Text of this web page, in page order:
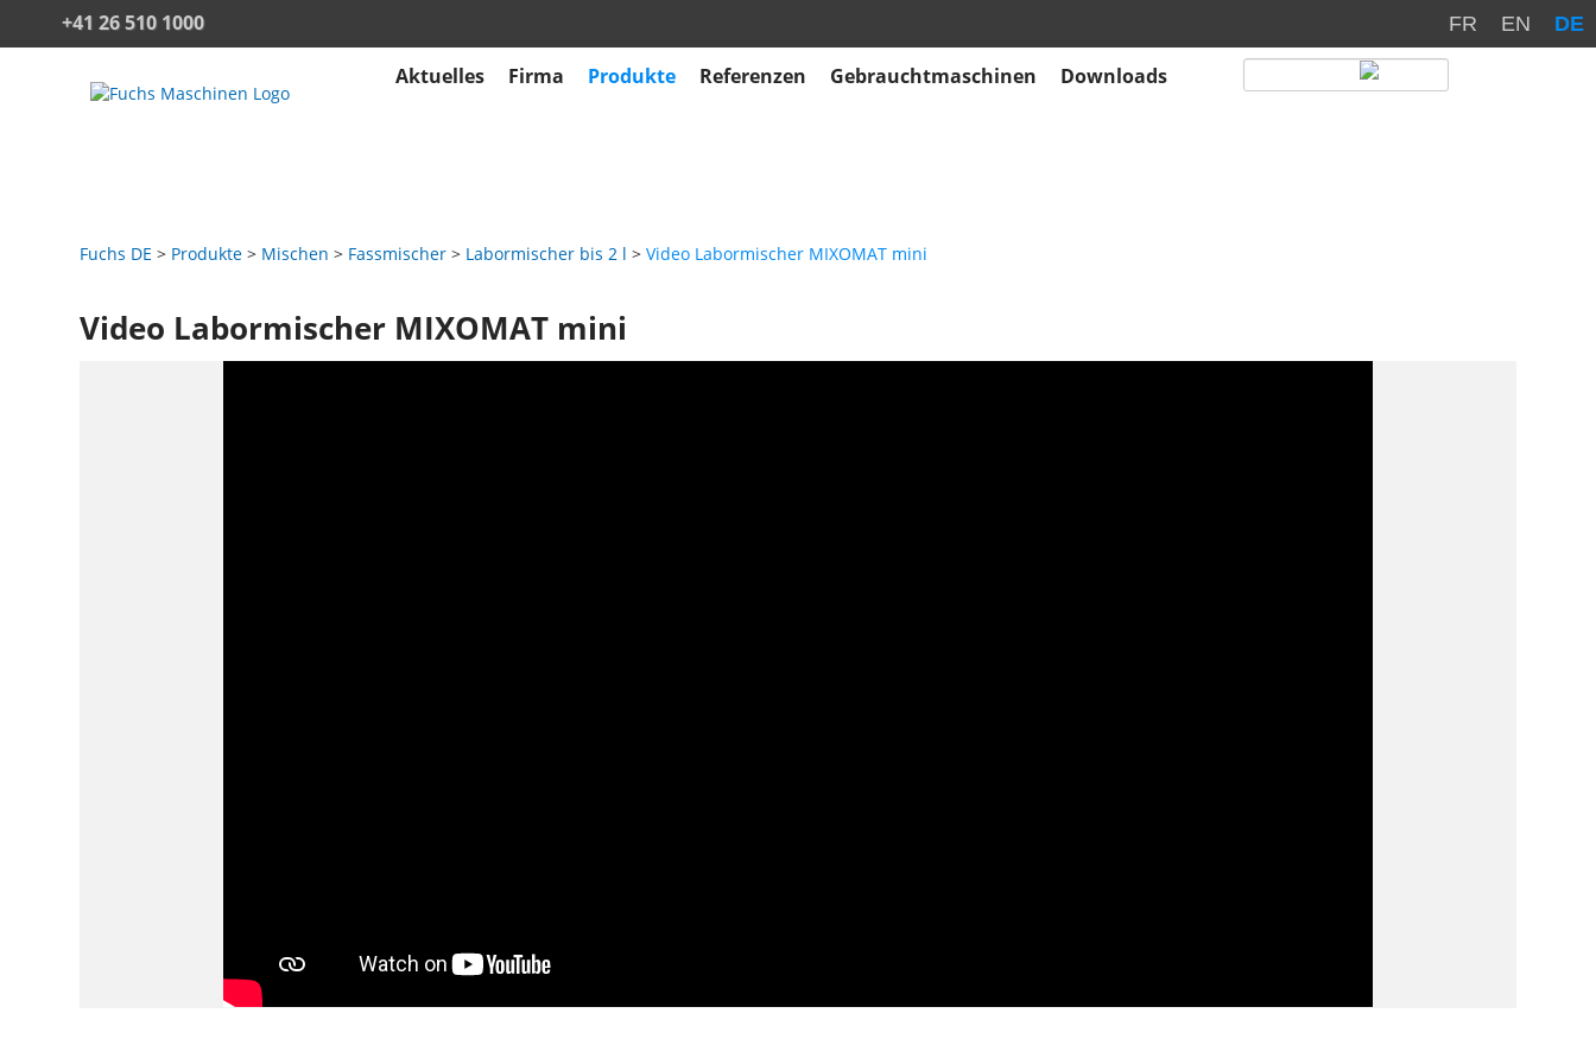
+41 26 510 1000 FR EN DE
Aktuelles Firma Produkte Referenzen Gebrauchtmaschinen Downloads
Fuchs DE Produkte Mischen Fassmischer Labormischer bis 2 l Video Labormischer MIXOMAT mini
Video Labormischer MIXOMAT mini